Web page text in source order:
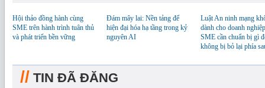
Hội thảo đồng hành cùng
SME trên hành trình tuân thủ
và phát triển bền vững
Đám mây lai: Nền tảng để
hiện đại hóa hạ tầng trong kỷ
nguyên AI
Luật An ninh mạng
dành cho doanh
SME cần chuẩn bị gì
không bị bỏ lại phía
// TIN ĐÃ ĐĂNG